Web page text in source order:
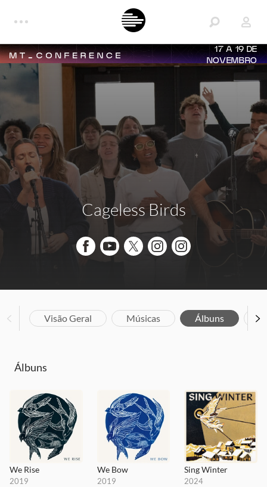
17 A 19 DE
NOVEMBRO
Cageless Birds
Visão Geral Músicas Álbuns
Álbuns
We Rise
2019
We Bow
2019
Sing Winter
2024